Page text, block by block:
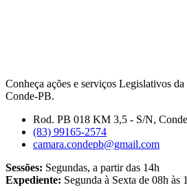
Conheça ações e serviços Legislativos
Conde-PB.
Rod. PB 018 KM 3,5 - S/N,
(83) 99165-2574
camara.condepb@gmail.com
Sessões: Segundas, a partir das 14h
Expediente: Segunda à Sexta de 08h às